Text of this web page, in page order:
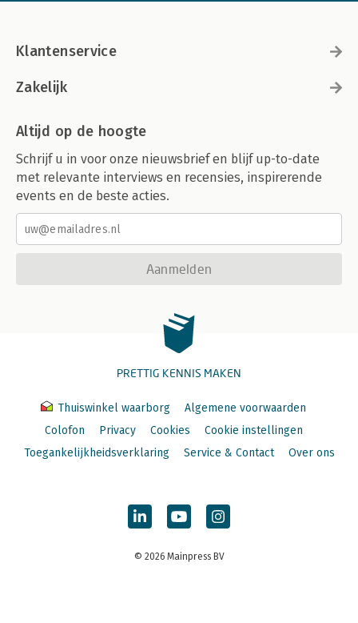
Klantenservice
Zakelijk
Altijd op de hoogte
Schrijf u in voor onze nieuwsbrief en blijf up-to-date
met relevante interviews en recensies, inspirerende
events en de beste acties.
Aanmelden
PRETTIG KENNIS MAKEN
Thuiswinkel waarborg
Algemene voorwaarden
Colofon
Privacy Cookies
Cookie instellingen
Toegankelijkheidsverklaring
Service & Contact Over ons
© 2026 Mainpress BV